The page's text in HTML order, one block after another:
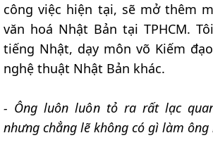
công việc hiện tại, sẽ mở thêm
văn hoá Nhật Bản tại TPHCM.
tiếng Nhật, dạy môn võ Kiếm
nghệ thuật Nhật Bản khác.
- Ông luôn luôn tỏ ra rất lạc
nhưng chẳng lẽ không có gì làm ông